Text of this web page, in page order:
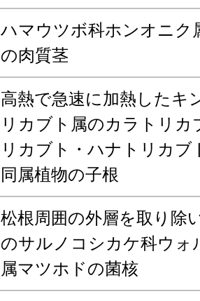
ハマウツボ科ホンオニク
の肉質茎
高熱で急速に加熱したキ
リカブト属のカラトリカ
リカブト・ハナトリカブ
同属植物の子根
松根周囲の外層を取り除
のサルノコシカケ科ウォ
属マツホドの菌核